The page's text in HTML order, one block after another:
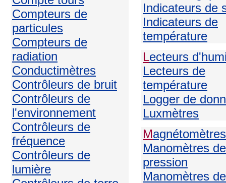
Compteurs de
particules
Compteurs de
radiation
Conductimètres
Contrôleurs de bruit
Contrôleurs de
l'environnement
Contrôleurs de
fréquence
Contrôleurs de
lumière
Indicateurs de
Indicateurs de
température
Lecteurs
Lecteurs de
température
Logger de
Luxmètres
Magnétomètres
Manomètres de
pression
Manomètres